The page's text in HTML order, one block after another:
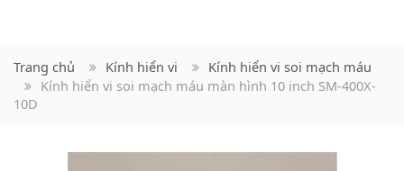
Trang chủ Kính hiển vi
Kính hiển vi soi mạch máu
Kính hiển vi soi mạch máu màn hình 10 inch SM-400X-
10D